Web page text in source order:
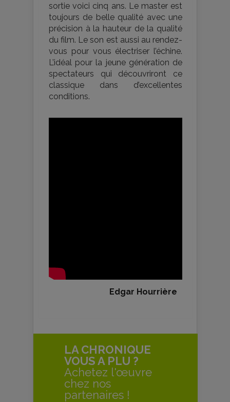
sortie voici cinq ans. Le master est
toujours de belle qualité avec une
précision à la hauteur de la qualité
du film. Le son est aussi au rendez-
vous pour vous électriser l’échine.
L’idéal pour la jeune génération de
spectateurs qui découvriront ce
classique dans d’excellentes
conditions.
Edgar Hourrière
LA CHRONIQUE
VOUS A PLU ?
Achetez l'œuvre
chez nos
partenaires !